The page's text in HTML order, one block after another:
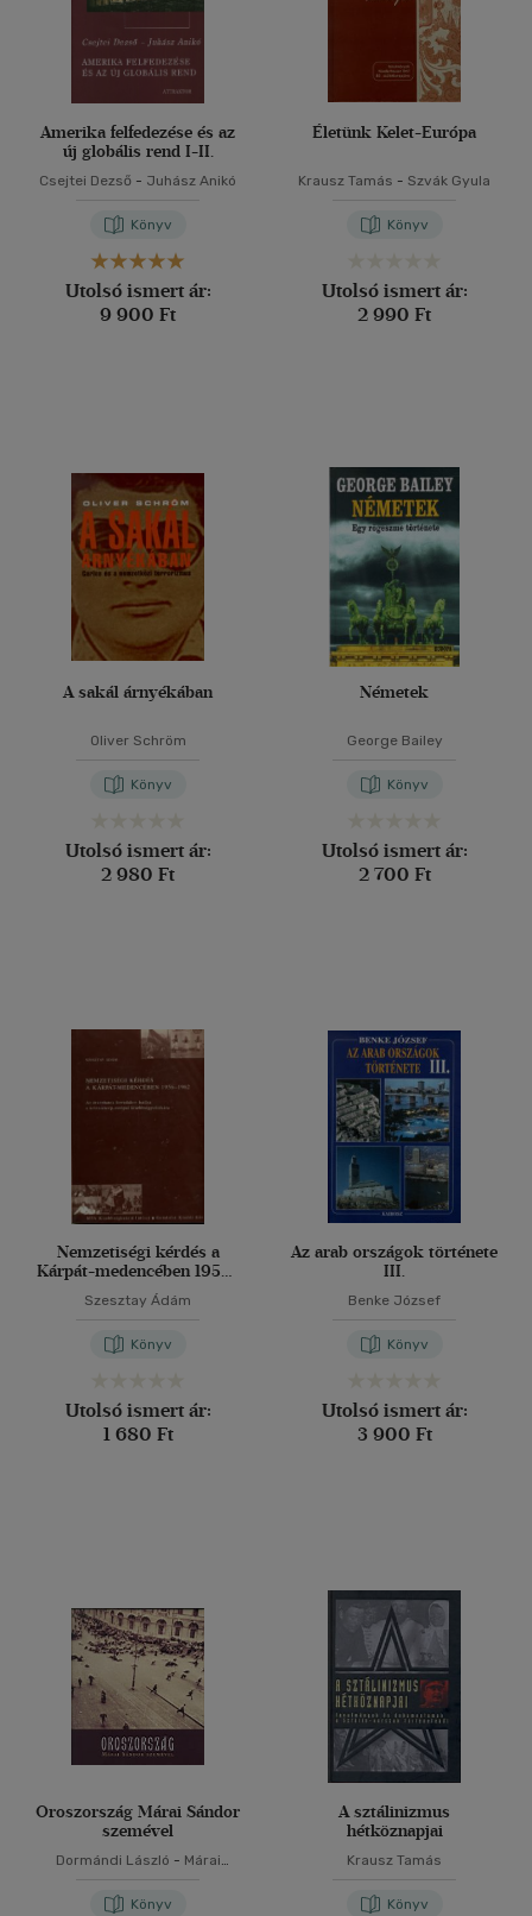
Amerika felfedezése és az
új globális rend I-II.
Csejtei Dezső - Juhász Anikó
Könyv
Utolsó ismert ár:
9 900 Ft
Életünk Kelet-Európa
Krausz Tamás - Szvák Gyula
Könyv
Utolsó ismert ár:
2 990 Ft
A sakál árnyékában
Oliver Schröm
Könyv
Utolsó ismert ár:
2 980 Ft
Németek
George Bailey
Könyv
Utolsó ismert ár:
2 700 Ft
Nemzetiségi kérdés a
Kárpát-medencében 1956-
1962
Szesztay Ádám
Könyv
Utolsó ismert ár:
1 680 Ft
Az arab országok története
III.
Benke József
Könyv
Utolsó ismert ár:
3 900 Ft
Oroszország Márai Sándor
szemével
Dormándi László - Márai
Könyv
A sztálinizmus
hétköznapjai
Krausz Tamás
Könyv